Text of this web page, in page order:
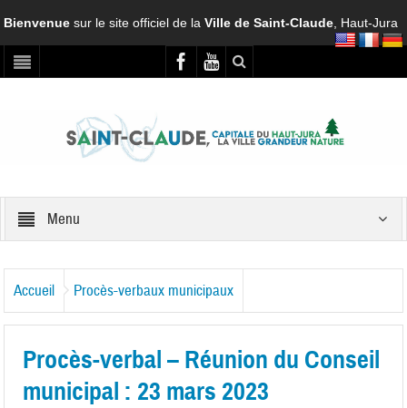
Bienvenuesur le site officiel de laVille de Saint-Claude , Haut-Jura
Menu
Accueil Procès-verbaux municipaux
Procès-verbal – Réunion du Conseil
municipal : 23 mars 2023